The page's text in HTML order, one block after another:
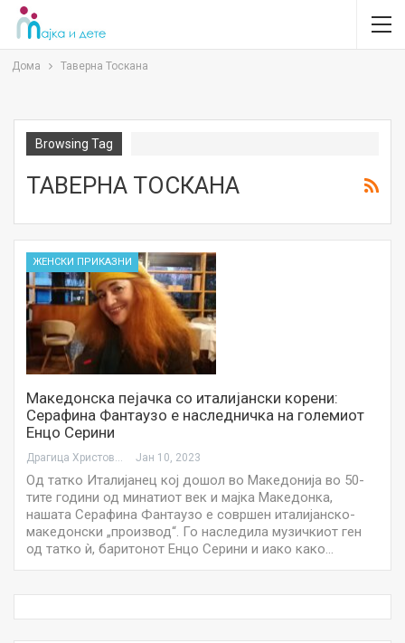
Дома Таверна Тоскана
Browsing Tag
ТАВЕРНА ТОСКАНА
ЖЕНСКИ ПРИКАЗНИ
Македонска пејачка со италијански корени:
Серафина Фантаузо е наследничка на големиот
Енцо Серини
Јан 10, 2023
Од татко Италијанец кој дошол во Македонија во 50-
тите години од минатиот век и мајка Македонка,
нашата Серафина Фантаузо е совршен италијанско-
македонски „производ“. Го наследила музичкиот ген
од татко ѝ, баритонот Енцо Серини и иако како…